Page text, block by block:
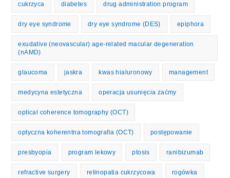
cukrzyca diabetes drug administration program
dry eye syndrome dry eye syndrome (DES) epiphora
exudative (neovascular) age-related macular degeneration
(nAMD)
glaucoma jaskra kwas hialuronowy management
medycyna estetyczna operacja usunięcia zaćmy
optical coherence tomography (OCT)
optyczna koherentna tomografia (OCT) postępowanie
presbyopia program lekowy ptosis ranibizumab
refractive surgery retinopatia cukrzycowa rogówka